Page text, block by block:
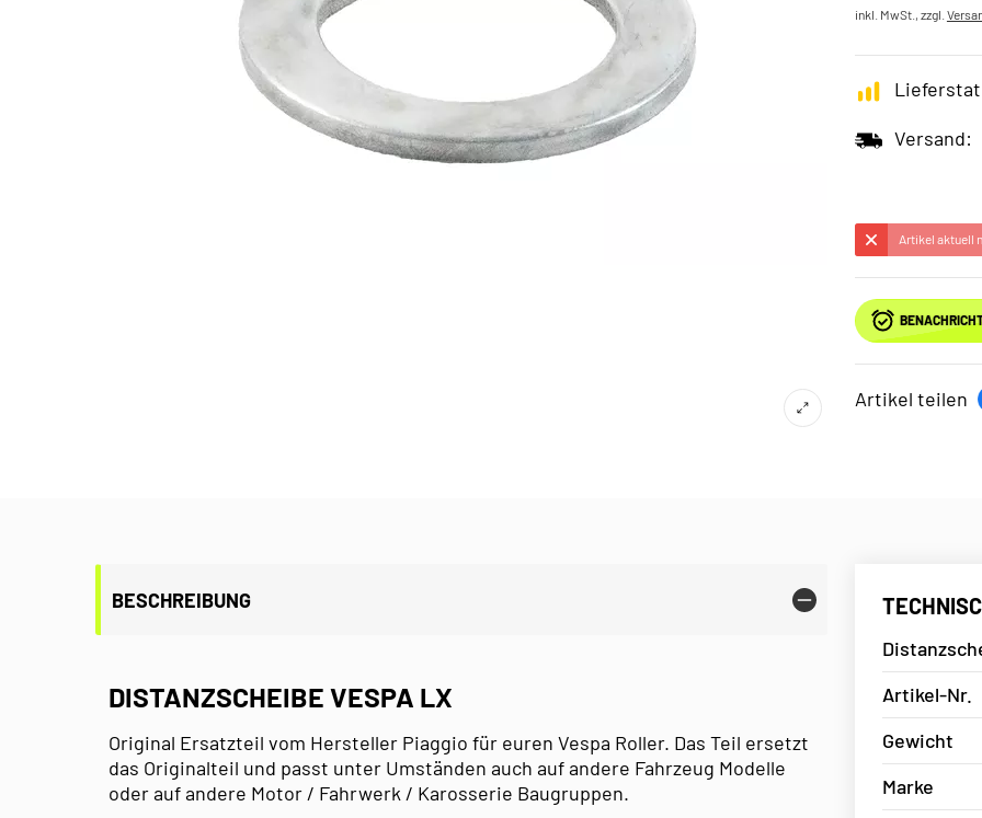
inkl. MwSt., zzgl.
Versand:
Artikel aktuell
Artikel teilen
BESCHREIBUNG
DISTANZSCHEIBE VESPA LX
Original Ersatzteil vom Hersteller Piaggio für euren Vespa Roller. Das Teil ersetzt
das Originalteil und passt unter Umständen auch auf andere Fahrzeug Modelle
oder auf andere Motor / Fahrwerk / Karosserie Baugruppen.
Artikel-Nr.
Gewicht
Marke